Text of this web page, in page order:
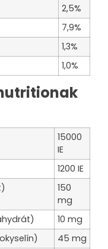
2,5%
7,9%
1,3%
1,0%
15000
IE
1200 IE
150
mg
10 mg
45 mg